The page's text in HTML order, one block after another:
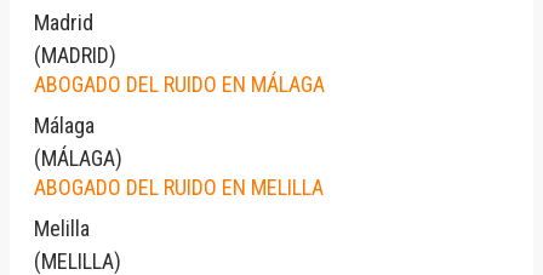
Madrid
(MADRID)
ABOGADO DEL RUIDO EN MÁLAGA
Málaga
(MÁLAGA)
ABOGADO DEL RUIDO EN MELILLA
Melilla
(MELILLA)